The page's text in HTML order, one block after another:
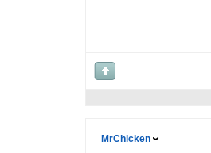
MrChicken